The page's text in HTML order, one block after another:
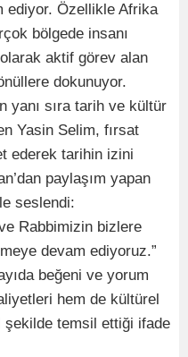
ediyor. Özellikle Afrika
bölgede insanı
aktif görev alan
dokunuyor.
yanı sıra tarih ve kültür
Yasin Selim, fırsat
ederek tarihin izini
paylaşım yapan
seslendi:
Rabbimizin bizlere
devam ediyoruz.”
beğeni ve yorum
hem de kültürel
şekilde temsil ettiği ifade